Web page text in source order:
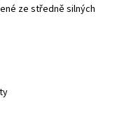
ze středně silných